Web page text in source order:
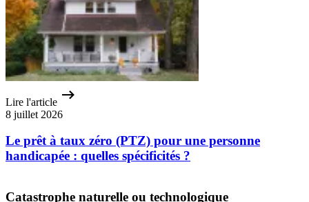
Lire l'article
8 juillet 2026
Le prêt à taux zéro (PTZ) pour une personne
handicapée : quelles spécificités ?
Catastrophe naturelle ou technologique